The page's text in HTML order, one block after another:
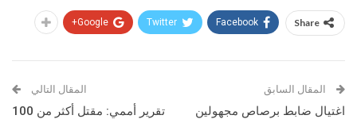
Share
Facebook
Twitter
Google+
المقال السابق
اغتيال ضابط برصاص مجهولين
المقال التالي
تقرير أممي: مقتل أكثر من 100